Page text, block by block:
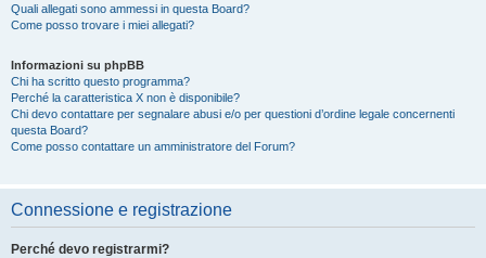
Quali allegati sono ammessi in questa Board?
Come posso trovare i miei allegati?
Informazioni su phpBB
Chi ha scritto questo programma?
Perché la caratteristica X non è disponibile?
Chi devo contattare per segnalare abusi e/o per questioni d’ordine legale concernenti
questa Board?
Come posso contattare un amministratore del Forum?
Connessione e registrazione
Perché devo registrarmi?